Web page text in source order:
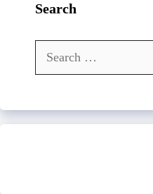
Search
Search
for: